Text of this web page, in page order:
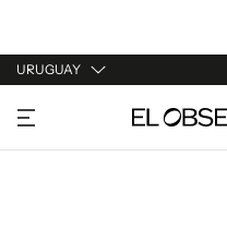
URUGUAY
URUGUAY
ARGENTINA